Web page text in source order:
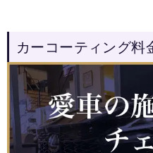
カーコーティング料